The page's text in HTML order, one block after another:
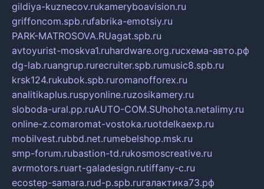
gildiya-kuznecov.rukameryboavision.ru
griffoncom.spb.rufabrika-emotsiy.ru
PARK-MATROSOVA.RUagat.spb.ru
avtoyurist-moskva1.ruhardware.org.ruсхема-авто.рф
dg-lab.ruangrup.rurecruiter.spb.rumusic8.spb.ru
krsk124.rukubok.spb.ruromanofforex.ru
analitikaplus.ruspyonline.ruzosikamery.ru
sloboda-ural.pp.ruAUTO-COM.SUhohota.netalimy.ru
online-z.comaromat-vostoka.ruotdelkaexp.ru
mobilvest.rubbd.net.rumebelshop.msk.ru
smp-forum.rubastion-td.rukosmoscreative.ru
avrmotors.ruart-galadesign.rutiffany-c.ru
ecostep-samara.rud-p.spb.ruгалактика73.рф